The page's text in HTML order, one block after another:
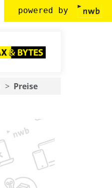
powered by
Preise